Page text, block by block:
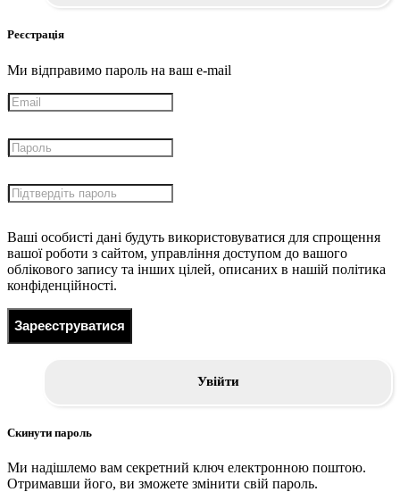
Реєстрація
Ми відправимо пароль на ваш e-mail
Ваші особисті дані будуть використовуватися для спрощення
вашої роботи з сайтом, управління доступом до вашого
облікового запису та інших цілей, описаних в нашій політика
конфіденційності.
Зареєструватися
Увійти
Скинути пароль
Ми надішлемо вам секретний ключ електронною поштою.
Отримавши його, ви зможете змінити свій пароль.